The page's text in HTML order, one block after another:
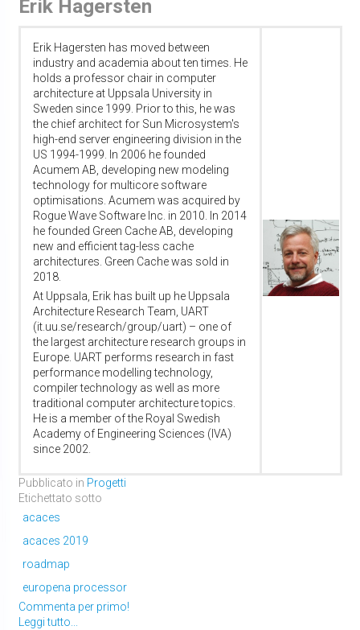
Erik Hagersten
Erik Hagersten has moved between
industry and academia about ten times. He
holds a professor chair in computer
architecture at Uppsala University in
Sweden since 1999. Prior to this, he was
the chief architect for Sun Microsystem's
high-end server engineering division in the
US 1994-1999. In 2006 he founded
Acumem AB, developing new modeling
technology for multicore software
optimisations. Acumem was acquired by
Rogue Wave Software Inc. in 2010. In 2014
he founded Green Cache AB, developing
new and efficient tag-less cache
architectures. Green Cache was sold in
2018.
At Uppsala, Erik has built up he Uppsala
Architecture Research Team, UART
(it.uu.se/research/group/uart) – one of
the largest architecture research groups in
Europe. UART performs research in fast
performance modelling technology,
compiler technology as well as more
traditional computer architecture topics.
He is a member of the Royal Swedish
Academy of Engineering Sciences (IVA)
since 2002.
Pubblicato in Progetti
Etichettato sotto
acaces
acaces 2019
roadmap
europena processor
Commenta per primo!
Leggi tutto...